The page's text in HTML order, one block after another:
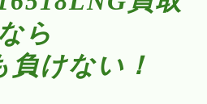
ら
負けない！